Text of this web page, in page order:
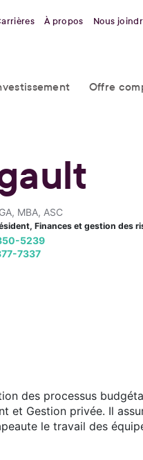
À propos Nous
Offre
MBA, ASC
Finances et gestion des
5239
7337
des processus
et Gestion privée. Il
le travail des